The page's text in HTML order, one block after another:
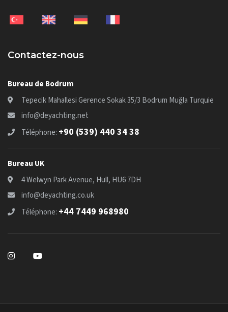
Contactez-nous
Bureau de Bodrum
Tepecik Mahallesi Gerence Sokak 35/3 Bodrum Muğla Turquie
info@deyachting.net
Téléphone: +90 (539) 440 34 38
Bureau UK
4 Welwyn Park Avenue, Hull, HU6 7DH
info@deyachting.co.uk
Téléphone: +44 7449 968980